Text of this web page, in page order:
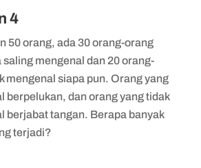
4
50 orang, ada 30 orang-orang
mengenal dan 20 orang-
mengenal siapa pun. Orang yang
berpelukan, dan orang yang tidak
berjabat tangan. Berapa banyak
terjadi?